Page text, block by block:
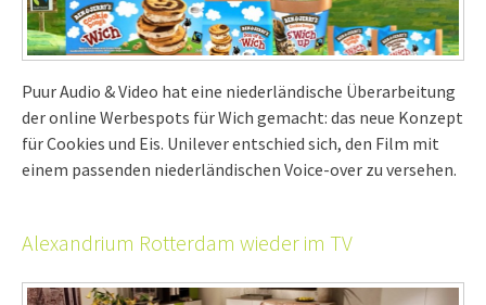
Puur Audio & Video hat eine niederländische Überarbeitung
der online Werbespots für Wich gemacht: das neue Konzept
für Cookies und Eis. Unilever entschied sich, den Film mit
einem passenden niederländischen Voice-over zu versehen.
Alexandrium Rotterdam wieder im TV